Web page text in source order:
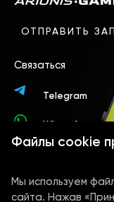
ОТПРАВИТЬ
Связаться
Telegram
+44 78 9394 4156
Файлы cookie
Мы используем
сайта. Нажав